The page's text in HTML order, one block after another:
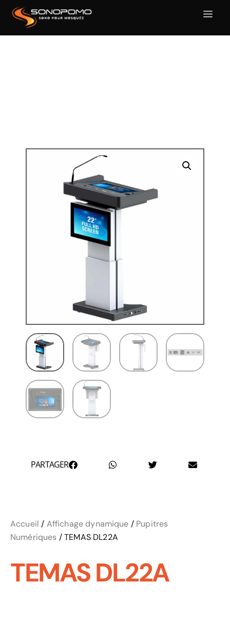
Accueil / Affichage dynamique / Pupitres
Numériques / TEMAS DL22A
TEMAS DL22A
PARTAGER